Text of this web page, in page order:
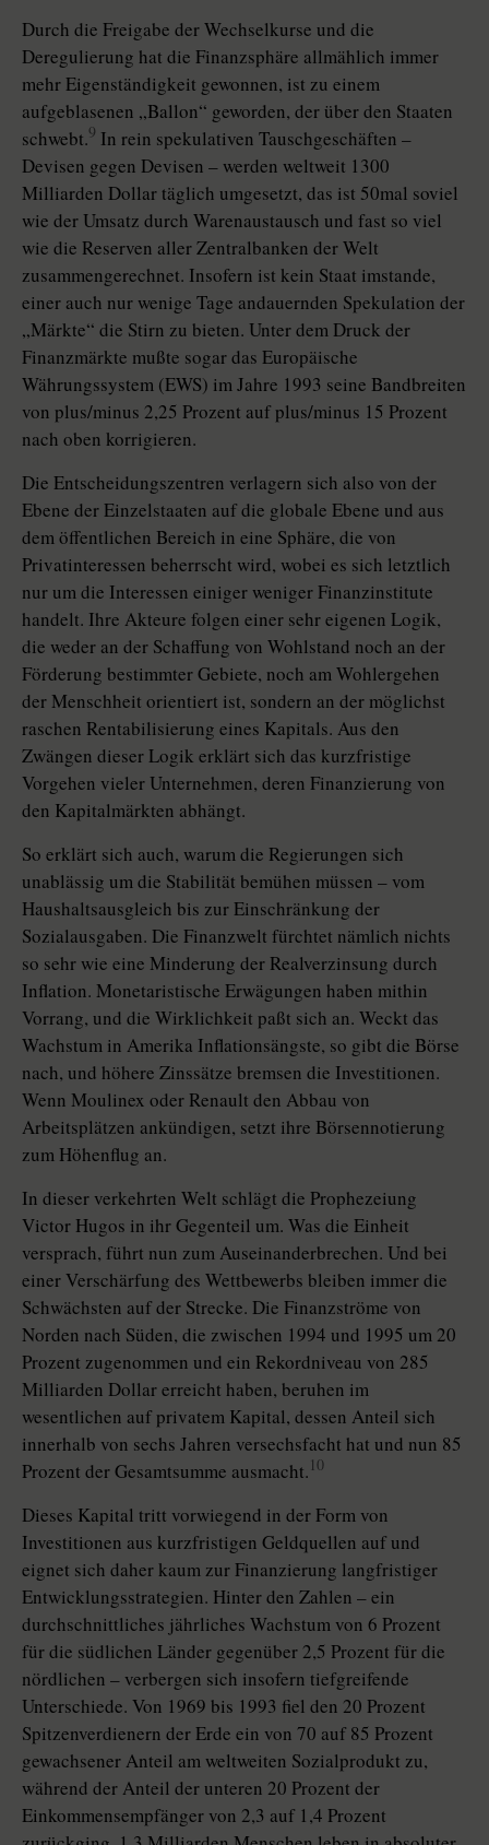
Durch die Freigabe der Wechselkurse und die
Deregulierung hat die Finanzsphäre allmählich immer
mehr Eigenständigkeit gewonnen, ist zu einem
aufgeblasenen „Ballon“ geworden, der über den Staaten
schwebt.9 In rein spekulativen Tauschgeschäften –
Devisen gegen Devisen – werden weltweit 1300
Milliarden Dollar täglich umgesetzt, das ist 50mal soviel
wie der Umsatz durch Warenaustausch und fast so viel
wie die Reserven aller Zentralbanken der Welt
zusammengerechnet. Insofern ist kein Staat imstande,
einer auch nur wenige Tage andauernden Spekulation der
„Märkte“ die Stirn zu bieten. Unter dem Druck der
Finanzmärkte mußte sogar das Europäische
Währungssystem (EWS) im Jahre 1993 seine Bandbreiten
von plus/minus 2,25 Prozent auf plus/minus 15 Prozent
nach oben korrigieren.
Die Entscheidungszentren verlagern sich also von der
Ebene der Einzelstaaten auf die globale Ebene und aus
dem öffentlichen Bereich in eine Sphäre, die von
Privatinteressen beherrscht wird, wobei es sich letztlich
nur um die Interessen einiger weniger Finanzinstitute
handelt. Ihre Akteure folgen einer sehr eigenen Logik,
die weder an der Schaffung von Wohlstand noch an der
Förderung bestimmter Gebiete, noch am Wohlergehen
der Menschheit orientiert ist, sondern an der möglichst
raschen Rentabilisierung eines Kapitals. Aus den
Zwängen dieser Logik erklärt sich das kurzfristige
Vorgehen vieler Unternehmen, deren Finanzierung von
den Kapitalmärkten abhängt.
So erklärt sich auch, warum die Regierungen sich
unablässig um die Stabilität bemühen müssen – vom
Haushaltsausgleich bis zur Einschränkung der
Sozialausgaben. Die Finanzwelt fürchtet nämlich nichts
so sehr wie eine Minderung der Realverzinsung durch
Inflation. Monetaristische Erwägungen haben mithin
Vorrang, und die Wirklichkeit paßt sich an. Weckt das
Wachstum in Amerika Inflationsängste, so gibt die Börse
nach, und höhere Zinssätze bremsen die Investitionen.
Wenn Moulinex oder Renault den Abbau von
Arbeitsplätzen ankündigen, setzt ihre Börsennotierung
zum Höhenflug an.
In dieser verkehrten Welt schlägt die Prophezeiung
Victor Hugos in ihr Gegenteil um. Was die Einheit
versprach, führt nun zum Auseinanderbrechen. Und bei
einer Verschärfung des Wettbewerbs bleiben immer die
Schwächsten auf der Strecke. Die Finanzströme von
Norden nach Süden, die zwischen 1994 und 1995 um 20
Prozent zugenommen und ein Rekordniveau von 285
Milliarden Dollar erreicht haben, beruhen im
wesentlichen auf privatem Kapital, dessen Anteil sich
innerhalb von sechs Jahren versechsfacht hat und nun 85
Prozent der Gesamtsumme ausmacht. 10
Dieses Kapital tritt vorwiegend in der Form von
Investitionen aus kurzfristigen Geldquellen auf und
eignet sich daher kaum zur Finanzierung langfristiger
Entwicklungsstrategien. Hinter den Zahlen – ein
durchschnittliches jährliches Wachstum von 6 Prozent
für die südlichen Länder gegenüber 2,5 Prozent für die
nördlichen – verbergen sich insofern tiefgreifende
Unterschiede. Von 1969 bis 1993 fiel den 20 Prozent
Spitzenverdienern der Erde ein von 70 auf 85 Prozent
gewachsener Anteil am weltweiten Sozialprodukt zu,
während der Anteil der unteren 20 Prozent der
Einkommensempfänger von 2,3 auf 1,4 Prozent